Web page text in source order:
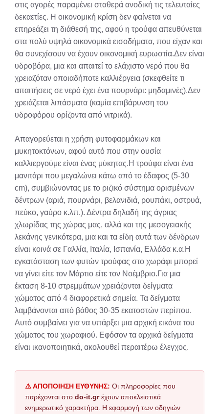
στις αγορές παραμένει σταθερά ανοδική τις τελευταίες
δεκαετίες. Η οικονομική κρίση δεν φαίνεται να
επηρεάζει τη διάθεσή της, αφού η τρούφα απευθύνεται
στα πολύ υψηλά οικονομικά εισοδήματα, που είχαν και
θα συνεχίσουν να έχουν οικονομική ευρωστία.Δεν είναι
υδροβόρα, μια και απαιτεί το ελάχιστο νερό που θα
χρειαζόταν οποιαδήποτε καλλιέργεια (σκεφθείτε τι
απαιτήσεις σε νερό έχει ένα πουρνάρι: μηδαμινές).Δεν
χρειάζεται λιπάσματα (καμία επιβάρυνση του
υδροφόρου ορίζοντα από νιτρικά).
Απαγορεύεται η χρήση φυτοφαρμάκων και
μυκητοκτόνων, αφού αυτό που στην ουσία
καλλιεργούμε είναι ένας μύκητας.Η τρούφα είναι ένα
μανιτάρι που μεγαλώνει κάτω από το έδαφος (5-30
cm), συμβιώνοντας με το ριζικό σύστημα ορισμένων
δέντρων (αριά, πουρνάρι, βελανιδιά, ρουπάκι, οστρυά,
πεύκο, γαύρο κ.λπ.). Δέντρα δηλαδή της άγριας
χλωρίδας της χώρας μας, αλλά και της μεσογειακής
λεκάνης γενικότερα, μια και τα είδη αυτά των δένδρων
είναι κοινά σε Γαλλία, Ιταλία, Ισπανία, Ελλάδα κ.α.Η
εγκατάσταση των φυτών τρούφας στο χωράφι μπορεί
να γίνει είτε τον Μάρτιο είτε τον Νοέμβριο.Για μια
έκταση 8-10 στρεμμάτων χρειάζονται δείγματα
χώματος από 4 διαφορετικά σημεία. Τα δείγματα
λαμβάνονται από βάθος 30-35 εκατοστών περίπου.
Αυτό συμβαίνει για να υπάρξει μια αρχική εικόνα του
χώματος του χωραφιού. Εφόσον τα αρχικά δείγματα
είναι ικανοποιητικά, ακολουθεί περαιτέρω έλεγχος.
⚠️ ΑΠΟΠΟΙΗΣΗ ΕΥΘΥΝΗΣ: Οι πληροφορίες που
παρέχονται στο do-it.grέχουν αποκλειστικά
ενημερωτικό χαρακτήρα. Η εφαρμογή των οδηγιών